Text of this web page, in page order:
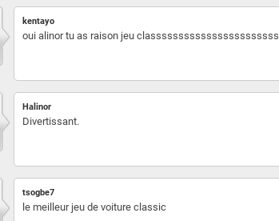
kentayo
oui alinor tu as raison jeu
Halinor
Divertissant.
tsogbe7
le meilleur jeu de voiture classic